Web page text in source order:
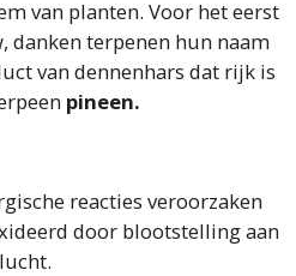
van planten. Voor het eerst
danken terpenen hun naam
van dennenhars dat rijk is
pineen.
reacties veroorzaken
door blootstelling aan
lucht.